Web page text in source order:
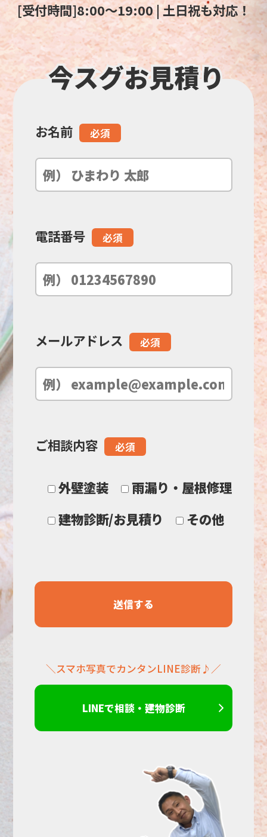
[受付時間]8:00～19:00 | 土日祝も対応！
こ
の
フ
ル
空
ま
お名前 必須
電話番号 必須
メールアドレス 必須
ご相談内容 必須
外壁塗装
雨漏り・屋根修理
建物診断/お見積り
その他
＼スマホ写真でカンタンLINE診断♪／
LINEで相談・建物診断